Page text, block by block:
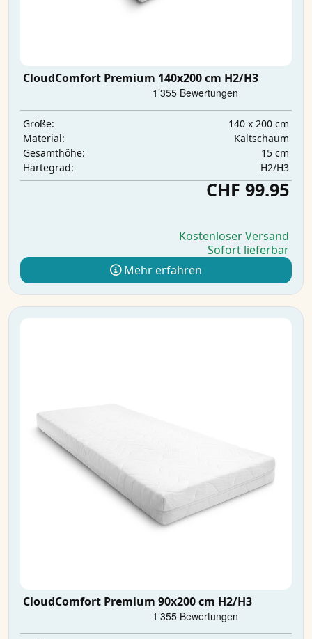
CloudComfort Premium 140x200 cm H2/H3
Größe:
140 x 200 cm
Material:
Kaltschaum
Gesamthöhe:
15 cm
Härtegrad:
H2/H3
CHF 99.95
Kostenloser Versand
Sofort lieferbar
Mehr erfahren
CloudComfort Premium 90x200 cm H2/H3